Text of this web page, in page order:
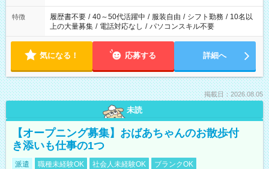
特徴 履歴書不要 / 40～50代活躍中 / 服装自由 / シフト勤務 / 10名以
上の大量募集 / 電話対応なし / パソコンスキル不要
気になる！ 応募する 詳細へ
掲載日：2026.08.05
未読
【オープニング募集】おばあちゃんのお散歩付
き添いも仕事の1つ
派遣 職種未経験OK 社会人未経験OK
ブランクOK